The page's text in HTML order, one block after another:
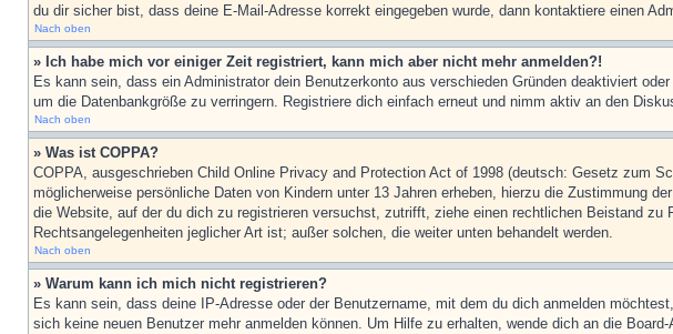
du dir sicher bist, dass deine E-Mail-Adresse korrekt eingegeben wurde, dann kontaktiere einen
Nach oben
» Ich habe mich vor einiger Zeit registriert, kann mich aber nicht mehr anmelden?!
Es kann sein, dass ein Administrator dein Benutzerkonto aus verschieden Gründen deaktiviert
um die Datenbankgröße zu verringern. Registriere dich einfach erneut und nimm aktiv an den
Nach oben
» Was ist COPPA?
COPPA, ausgeschrieben Child Online Privacy and Protection Act of 1998 (deutsch: Gesetz zum
möglicherweise persönliche Daten von Kindern unter 13 Jahren erheben, hierzu die Zustimmung
die Website, auf der du dich zu registrieren versuchst, zutrifft, ziehe einen rechtlichen Beistand
Rechtsangelegenheiten jeglicher Art ist; außer solchen, die weiter unten behandelt werden.
Nach oben
» Warum kann ich mich nicht registrieren?
Es kann sein, dass deine IP-Adresse oder der Benutzername, mit dem du dich anmelden
sich keine neuen Benutzer mehr anmelden können. Um Hilfe zu erhalten, wende dich an die